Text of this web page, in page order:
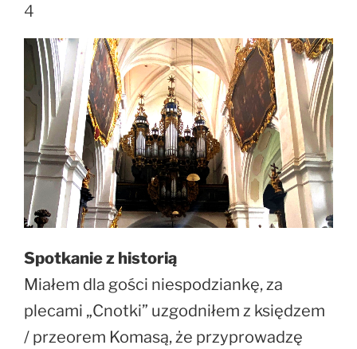
4
Spotkanie z historią
Miałem dla gości niespodziankę, za
plecami „Cnotki” uzgodniłem z księdzem
/ przeorem Komasą, że przyprowadzę